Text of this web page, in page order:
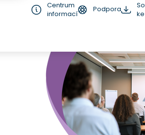
Centrum
informací
Podpora